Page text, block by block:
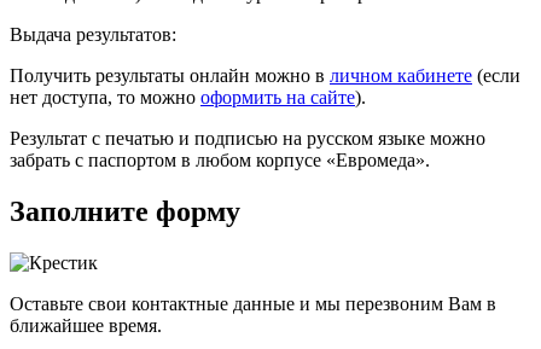
Выдача результатов:
Получить результаты онлайн можно в личном кабинете (если
нет доступа, то можно оформить на сайте).
Результат с печатью и подписью на русском языке можно
забрать с паспортом в любом корпусе «Евромеда».
Заполните форму
Оставьте свои контактные данные и мы перезвоним Вам в
ближайшее время.